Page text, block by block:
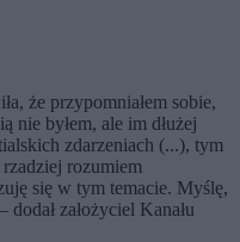
że przypomniałem sobie,
nie byłem, ale im dłużej
zdarzeniach (...), tym
rozumiem
się w tym temacie. Myślę,
dodał założyciel Kanału